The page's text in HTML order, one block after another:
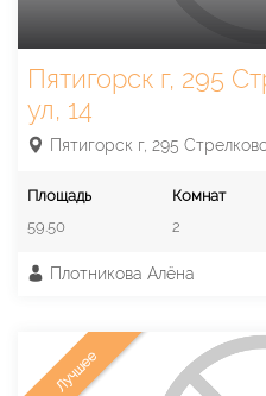
Пятигорск г, 295
ул, 14
Пятигорск г, 295
Площадь
59.50
Комнат
2
Плотникова Алёна
Лучшее